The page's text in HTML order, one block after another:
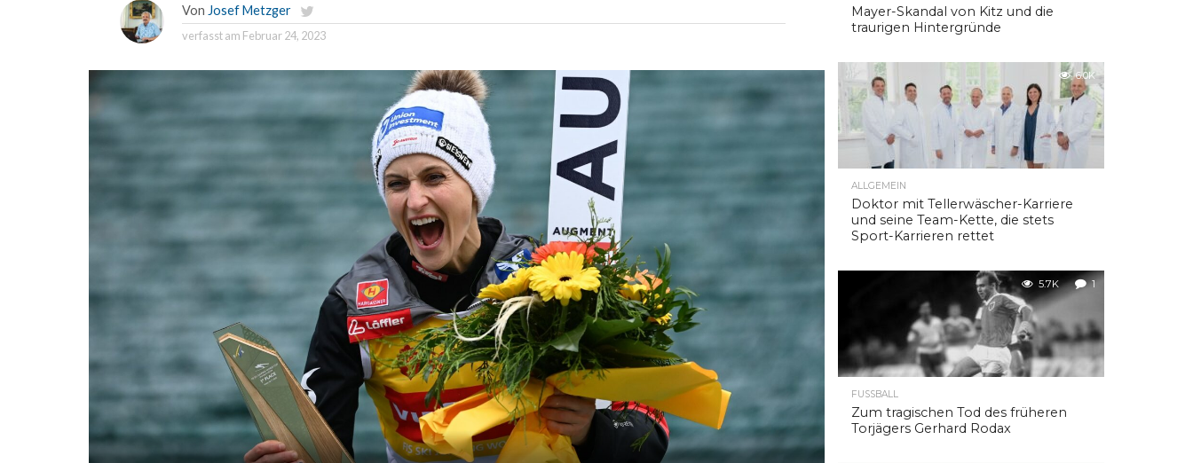
Von Josef Metzger
verfasst am Februar 24, 2023
Mayer-Skandal von Kitz und die
traurigen Hintergründe
6.0K
ALLGEMEIN
Doktor mit Tellerwäscher-Karriere
und seine Team-Kette, die stets
Sport-Karrieren rettet
5.7K 1
FUSSBALL
Zum tragischen Tod des früheren
Torjägers Gerhard Rodax